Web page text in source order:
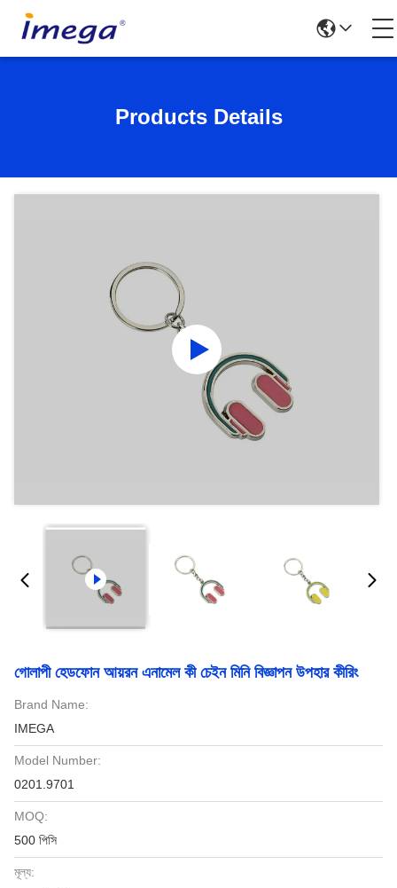
Products Details
গোলাপী হেডফোন আয়রন এনামেল কী চেইন মিনি বিজ্ঞাপন উপহার কীরিং
Brand Name:
IMEGA
Model Number:
0201.9701
MOQ:
500 পিসি
মূল্য: